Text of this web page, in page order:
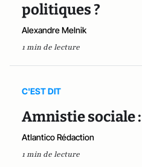
politiques ?
Alexandre Melnik
1 min de lecture
C'EST DIT
Amnistie sociale
Atlantico Rédaction
1 min de lecture